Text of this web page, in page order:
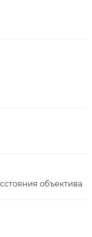
объектива